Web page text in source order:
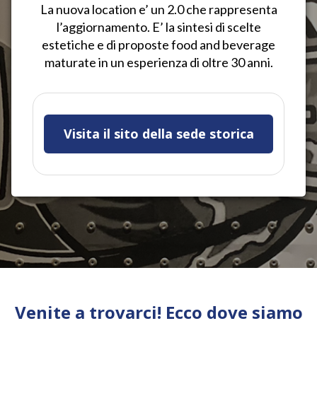
La nuova location e’ un 2.0 che rappresenta
l’aggiornamento. E’ la sintesi di scelte
estetiche e di proposte food and beverage
maturate in un esperienza di oltre 30 anni.
Visita il sito della sede storica
Venite a trovarci! Ecco dove siamo